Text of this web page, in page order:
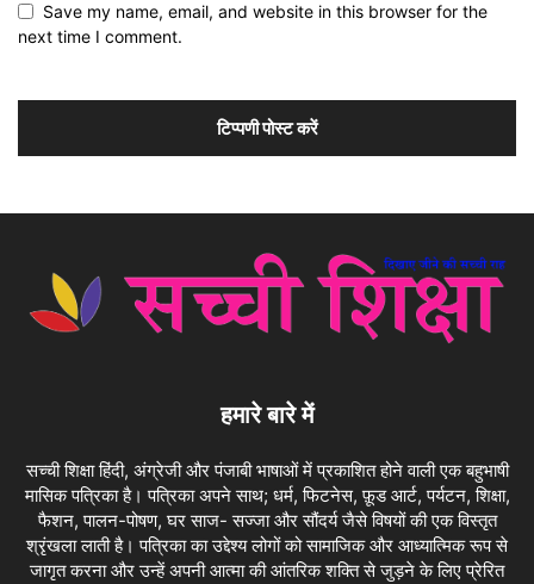
Save my name, email, and website in this browser for the
next time I comment.
हमारे बारे में
सच्ची शिक्षा हिंदी, अंग्रेजी और पंजाबी भाषाओं में प्रकाशित होने वाली एक बहुभाषी
मासिक पत्रिका है। पत्रिका अपने साथ; धर्म, फिटनेस, फ़ूड आर्ट, पर्यटन, शिक्षा,
फैशन, पालन-पोषण, घर साज- सज्जा और सौंदर्य जैसे विषयों की एक विस्तृत
श्रृंखला लाती है। पत्रिका का उद्देश्य लोगों को सामाजिक और आध्यात्मिक रूप से
जागृत करना और उन्हें अपनी आत्मा की आंतरिक शक्ति से जुड़ने के लिए प्रेरित